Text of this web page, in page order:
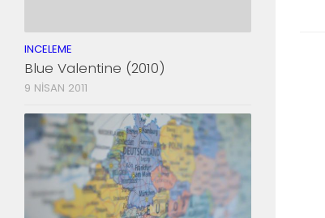
INCELEME
Blue Valentine (2010)
9 NISAN 2011